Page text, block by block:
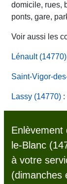
domicile, rues,
ponts, gare,
Voir aussi les
Lénault (14770)
Saint-Vigor-
Lassy (14770) :
Enlèvement
le-Blanc
à votre
(dimanches